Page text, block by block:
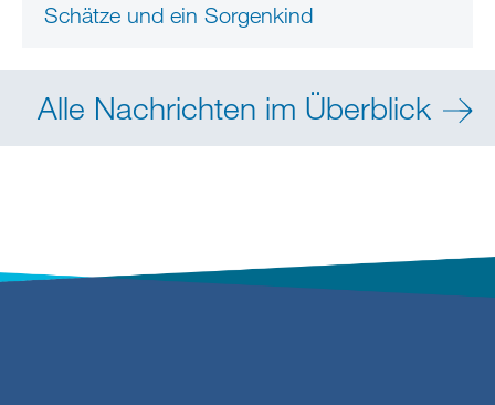
Schätze und ein Sorgenkind
Alle Nachrichten im Überblick